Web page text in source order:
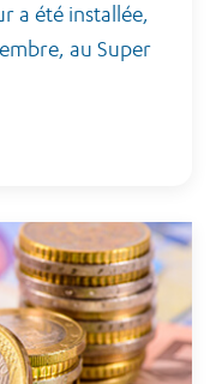
a été installée,
au Super